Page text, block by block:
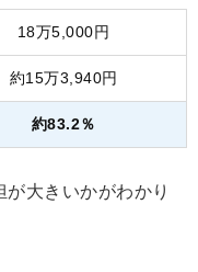
18万5,000円
約15万3,940円
約83.2％
が大きいかがわかり